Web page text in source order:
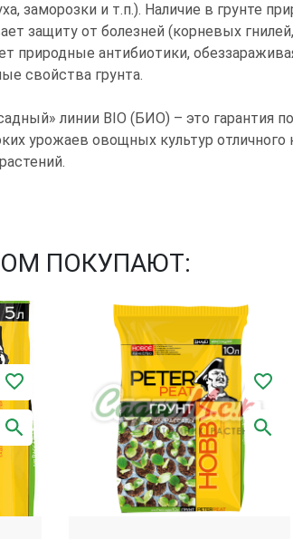
заморозки и т.п.). Наличие в грунте
защиту от болезней (корневых
природные антибиотики,
свойства грунта.
линии BIO (БИО) – это гарантия
урожаев овощных культур
ПОКУПАЮТ: